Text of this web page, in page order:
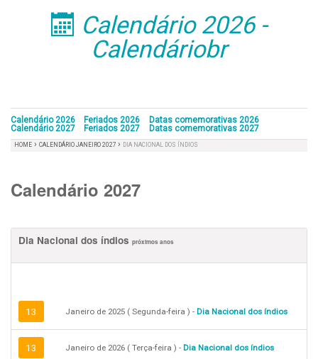
󰁣 Calendário 2026 -
Calendáriobr
Calendário 2026 Feriados 2026
Datas comemorativas 2026
Calendário 2027
Feriados 2027 Datas comemorativas 2027
HOME › CALENDÁRIO JANEIRO 2027 › DIA NACIONAL DOS ÍNDIOS
Calendário 2027
Dia Nacional dos índios próximos anos
13 Janeiro de 2025 ( Segunda-feira ) - Dia Nacional dos índios
13 Janeiro de 2026 ( Terça-feira ) - Dia Nacional dos índios